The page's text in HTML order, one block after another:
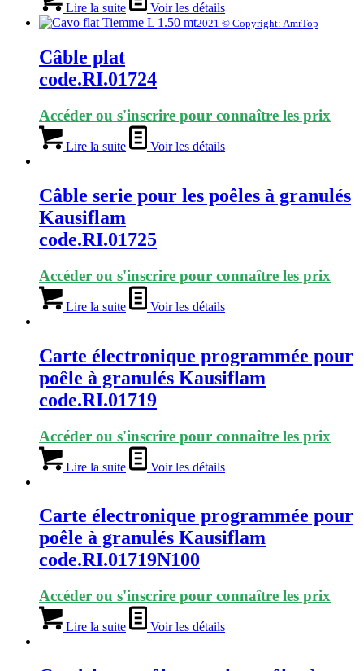
Lire la suite Voir les détails
2021 © Copyright: AmrTop
Câble plat
code.RI.01724
Accéder ou s'inscrire pour connaître les prix
Lire la suite Voir les détails
Câble serie pour les poêles à granulés
Kausiflam
code.RI.01725
Accéder ou s'inscrire pour connaître les prix
Lire la suite Voir les détails
Carte électronique programmée pour
poêle à granulés Kausiflam
code.RI.01719
Accéder ou s'inscrire pour connaître les prix
Lire la suite Voir les détails
Carte électronique programmée pour
poêle à granulés Kausiflam
code.RI.01719N100
Accéder ou s'inscrire pour connaître les prix
Lire la suite Voir les détails